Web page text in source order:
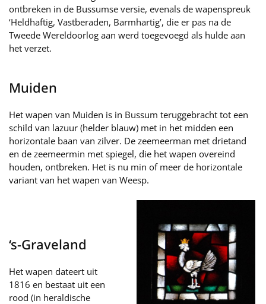
ontbreken in de Bussumse versie, evenals de wapenspreuk
‘Heldhaftig, Vastberaden, Barmhartig’, die er pas na de
Tweede Wereldoorlog aan werd toegevoegd als hulde aan
het verzet.
Muiden
Het wapen van Muiden is in Bussum teruggebracht tot een
schild van lazuur (helder blauw) met in het midden een
horizontale baan van zilver. De zeemeerman met drietand
en de zeemeermin met spiegel, die het wapen overeind
houden, ontbreken. Het is nu min of meer de horizontale
variant van het wapen van Weesp.
‘s-Graveland
Het wapen dateert uit
1816 en bestaat uit een
rood (in heraldische